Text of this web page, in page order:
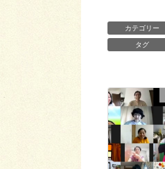
カテゴリー
タグ